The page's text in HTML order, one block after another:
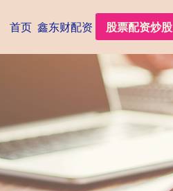
首页 鑫东财配资 股票配资炒股